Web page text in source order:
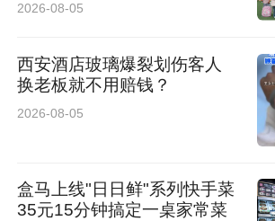
2026-08-05
西安酒店玻璃爆裂划伤客人
换老板就不用赔钱？
2026-08-05
盒马上线"日日鲜"系列快手菜
35元15分钟搞定一桌家常菜